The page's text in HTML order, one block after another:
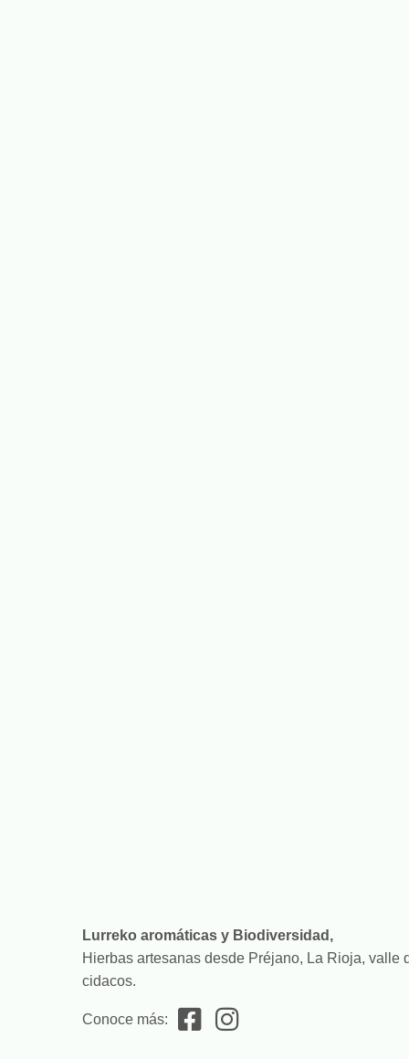
Lurreko aromáticas y Biodiversidad,
Hierbas artesanas desde Préjano, La Rioja, valle
cidacos.
Conoce más: